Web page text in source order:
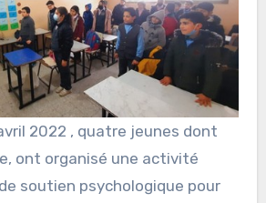
2022 , quatre jeunes dont
ont organisé une activité
soutien psychologique pour